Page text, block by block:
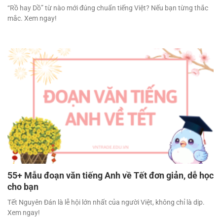
“Rồ hay Dồ” từ nào mới đúng chuẩn tiếng Việt? Nếu bạn từng thắc
mắc. Xem ngay!
55+ Mẫu đoạn văn tiếng Anh về Tết đơn giản, dễ học
cho bạn
Tết Nguyên Đán là lễ hội lớn nhất của người Việt, không chỉ là dịp.
Xem ngay!